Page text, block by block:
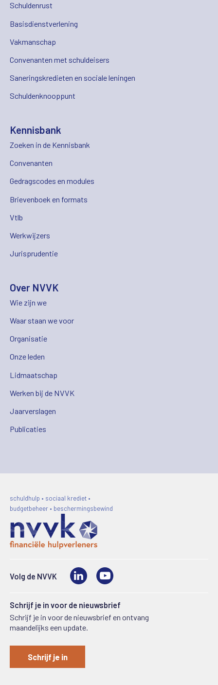
Schuldenrust
Basisdienstverlening
Vakmanschap
Convenanten met schuldeisers
Saneringskredieten en sociale leningen
Schuldenknooppunt
Kennisbank
Zoeken in de Kennisbank
Convenanten
Gedragscodes en modules
Brievenboek en formats
Vtlb
Werkwijzers
Jurisprudentie
Over NVVK
Wie zijn we
Waar staan we voor
Organisatie
Onze leden
Lidmaatschap
Werken bij de NVVK
Jaarverslagen
Publicaties
schuldhulp • sociaal krediet •
budgetbeheer • beschermingsbewind
Volg de NVVK LinkedIn
Schrijf je in voor de nieuwsbrief
Schrijf je in voor de nieuwsbrief en ontvang
maandelijks een update.
Schrijf je in